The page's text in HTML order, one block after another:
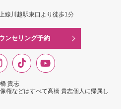
線川越駅東口より徒歩1分
ンセリング予約
貴志
権などはすべて髙橋 貴志個人に帰属し